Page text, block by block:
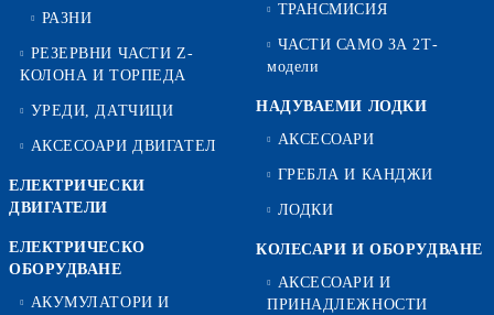
РАЗНИ
РЕЗЕРВНИ ЧАСТИ Z-
КОЛОНА И ТОРПЕДА
УРЕДИ, ДАТЧИЦИ
АКСЕСОАРИ ДВИГАТЕЛ
ЕЛЕКТРИЧЕСКИ
ДВИГАТЕЛИ
ЕЛЕКТРИЧЕСКО
ОБОРУДВАНЕ
АКУМУЛАТОРИ И
ТРАНСМИСИЯ
ЧАСТИ САМО ЗА 2Т-
модели
НАДУВАЕМИ ЛОДКИ
АКСЕСОАРИ
ГРЕБЛА И КАНДЖИ
ЛОДКИ
КОЛЕСАРИ И ОБОРУДВАНЕ
АКСЕСОАРИ И
ПРИНАДЛЕЖНОСТИ